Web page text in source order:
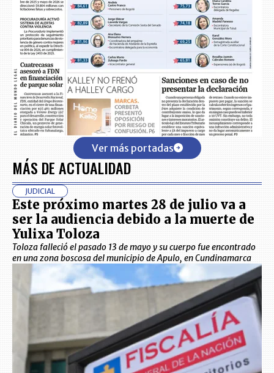
Ver más portadas
MÁS DE ACTUALIDAD
JUDICIAL
Este próximo martes 28 de julio va a
ser la audiencia debido a la muerte de
Yulixa Toloza
Toloza falleció el pasado 13 de mayo y su cuerpo fue encontrado
en una zona boscosa del municipio de Apulo, en Cundinamarca